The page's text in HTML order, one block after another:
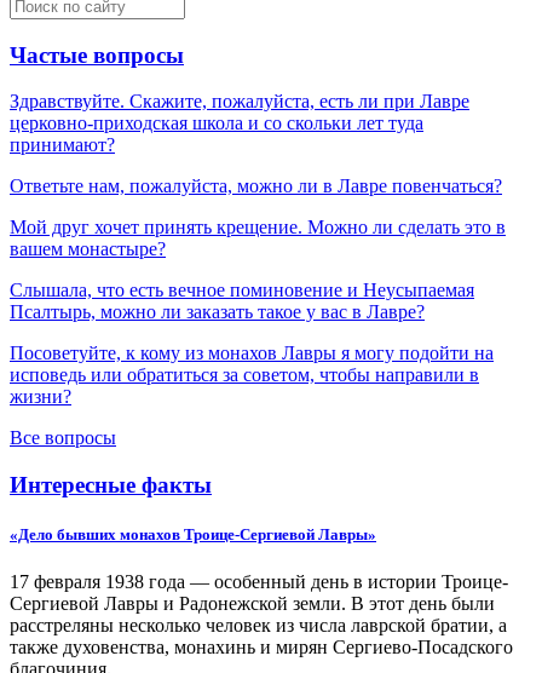
Частые вопросы
Здравствуйте. Скажите, пожалуйста, есть ли при Лавре
церковно-приходская школа и со скольки лет туда
принимают?
Ответьте нам, пожалуйста, можно ли в Лавре повенчаться?
Мой друг хочет принять крещение. Можно ли сделать это в
вашем монастыре?
Слышала, что есть вечное поминовение и Неусыпаемая
Псалтырь, можно ли заказать такое у вас в Лавре?
Посоветуйте, к кому из монахов Лавры я могу подойти на
исповедь или обратиться за советом, чтобы направили в
жизни?
Все вопросы
Интересные факты
«Дело бывших монахов Троице-Сергиевой Лавры»
17 февраля 1938 года — особенный день в истории Троице-
Сергиевой Лавры и Радонежской земли. В этот день были
расстреляны несколько человек из числа лаврской братии, а
также духовенства, монахинь и мирян Сергиево-Посадского